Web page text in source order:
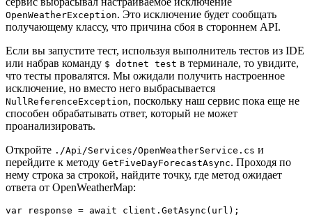
OpenWeatherException. Это исключение будет сообщать
получающему классу, что причина сбоя в стороннем API.
Если вы запустите тест, используя выполнитель тестов из IDE
или набрав команду $ dotnet test в терминале, то увидите,
что тесты провалятся. Мы ожидали получить настроенное
исключение, но вместо него выбрасывается
NullReferenceException, поскольку наш сервис пока еще не
способен обрабатывать ответ, который не может
проанализировать.
Откройте ./Api/Services/OpenWeatherService.cs и
перейдите к методу GetFiveDayForecastAsync. Проходя по
нему строка за строкой, найдите точку, где метод ожидает
ответа от OpenWeatherMap:
var response = await client.GetAsync(url);